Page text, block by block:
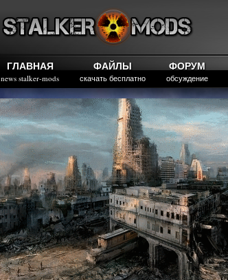
ГЛАВНАЯ
news stalker-mods
ФАЙЛЫ
скачать бесплатно
ФОРУМ
обсуждение